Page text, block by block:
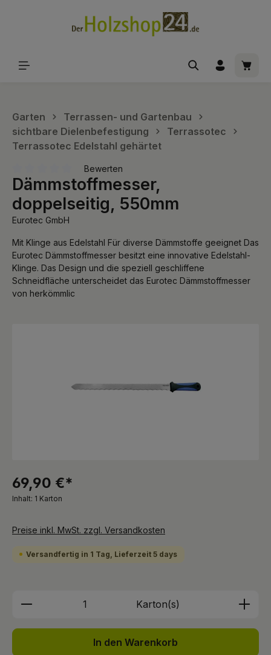
Garten
Terrassen- und Gartenbau
sichtbare Dielenbefestigung
Terrassotec
Terrassotec Edelstahl gehärtet
Durchschnittliche Bewertung von 0 von 5 Sternen
Bewerten
Dämmstoffmesser,
doppelseitig, 550mm
Eurotec GmbH
Mit Klinge aus Edelstahl Für diverse Dämmstoffe geeignet Das
Eurotec Dämmstoffmesser besitzt eine innovative Edelstahl-
Klinge. Das Design und die speziell geschliffene
Schneidfläche unterscheidet das Eurotec Dämmstoffmesser
von herkömmlic
69,90 €*
Inhalt: 1 Karton
Preise inkl. MwSt. zzgl. Versandkosten
Versandfertig in 1 Tag, Lieferzeit 5 days
Produkt Anzahl: Gib den
Karton(s)
In den Warenkorb